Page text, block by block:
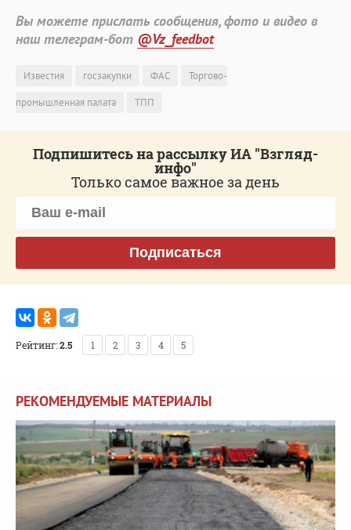
Вы можете прислать сообщения, фото и видео в
наш телеграм-бот @Vz_feedbot
Известия госзакупки ФАС
Торгово-
промышленная палата
ТПП
Подпишитесь на рассылку ИА "Взгляд-
инфо"
Только самое важное за день
Подписаться
Рейтинг:2.5 1 2 3 4 5
РЕКОМЕНДУЕМЫЕ МАТЕРИАЛЫ